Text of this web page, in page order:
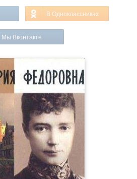
В Одноклассниках
Мы Вконтакте